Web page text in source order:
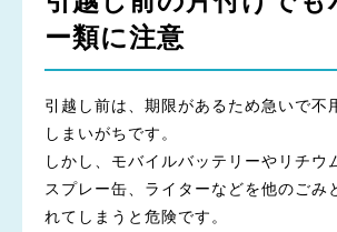
ー類に注意
引越し前は、期限があるため急いで不
しまいがちです。
しかし、モバイルバッテリーやリチウ
スプレー缶、ライターなどを他のごみ
れてしまうと危険です。